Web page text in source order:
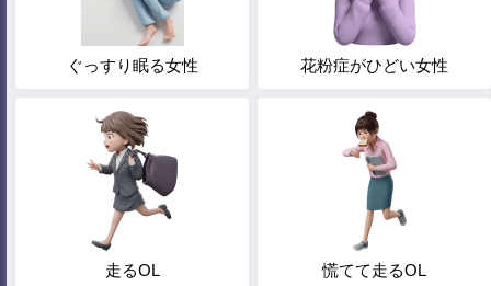
ぐっすり眠る女性 花粉症がひどい女性
走るOL 慌てて走るOL